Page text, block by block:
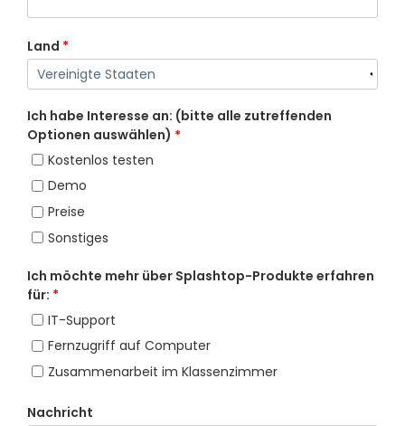
Land *
Ich habe Interesse an: (bitte alle zutreffenden
Optionen auswählen) *
Kostenlos testen
Demo
Preise
Sonstiges
Ich möchte mehr über Splashtop-Produkte erfahren
für: *
IT-Support
Fernzugriff auf Computer
Zusammenarbeit im Klassenzimmer
Nachricht